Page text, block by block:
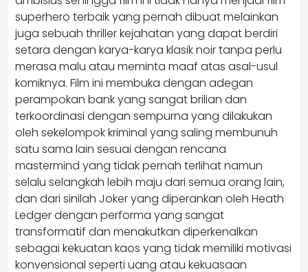
superhero terbaik yang pernah dibuat melainkan
juga sebuah thriller kejahatan yang dapat berdiri
setara dengan karya-karya klasik noir tanpa perlu
merasa malu atau meminta maaf atas asal-usul
komiknya. Film ini membuka dengan adegan
perampokan bank yang sangat brilian dan
terkoordinasi dengan sempurna yang dilakukan
oleh sekelompok kriminal yang saling membunuh
satu sama lain sesuai dengan rencana
mastermind yang tidak pernah terlihat namun
selalu selangkah lebih maju dari semua orang lain,
dan dari sinilah Joker yang diperankan oleh Heath
Ledger dengan performa yang sangat
transformatif dan menakutkan diperkenalkan
sebagai kekuatan kaos yang tidak memiliki motivasi
konvensional seperti uang atau kekuasaan